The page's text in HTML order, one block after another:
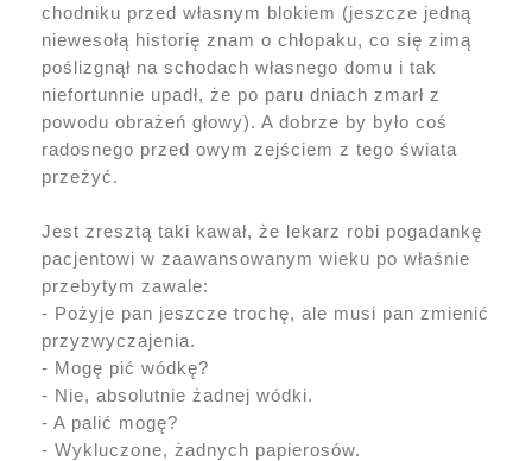
chodniku przed własnym blokiem (jeszcze jedną
niewesołą historię znam o chłopaku, co się zimą
poślizgnął na schodach własnego domu i tak
niefortunnie upadł, że po paru dniach zmarł z
powodu obrażeń głowy). A dobrze by było coś
radosnego przed owym zejściem z tego świata
przeżyć.
Jest zresztą taki kawał, że lekarz robi pogadankę
pacjentowi w zaawansowanym wieku po właśnie
przebytym zawale:
- Pożyje pan jeszcze trochę, ale musi pan zmienić
przyzwyczajenia.
- Mogę pić wódkę?
- Nie, absolutnie żadnej wódki.
- A palić mogę?
- Wykluczone, żadnych papierosów.